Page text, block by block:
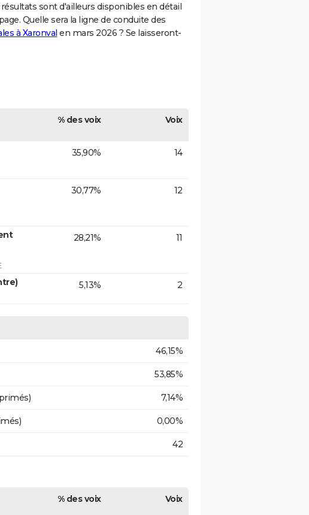
sont d'ailleurs disponibles en détail
Quelle sera la ligne de conduite des
à Xaronval en mars 2026 ? Se laisseront-
% des voix Voix
35,90% 14
30,77% 12
28,21% 11
5,13% 2
46,15%
53,85%
7,14%
0,00%
42
% des voix Voix